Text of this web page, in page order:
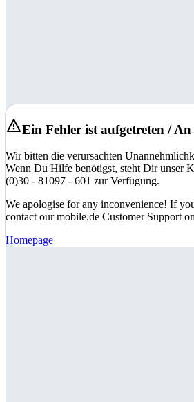
Ein Fehler ist aufgetreten /
Wir bitten die verursachten
Wenn Du Hilfe benötigst, steht Dir unser
(0)30 - 81097 - 601 zur Verfügung.
We apologise for any inconvenience! If
contact our mobile.de Customer Support
Homepage